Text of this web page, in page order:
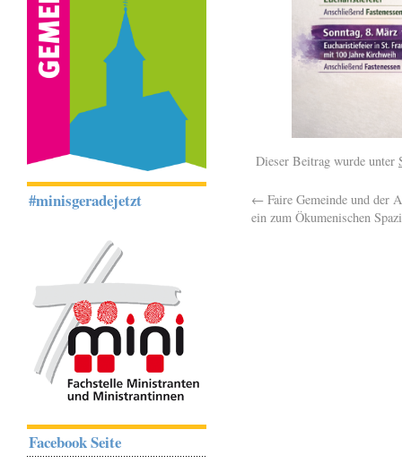
Dieser Beitrag wurde unter
← Faire Gemeinde und der
ein zum Ökumenischen
#minisgeradejetzt
Facebook Seite